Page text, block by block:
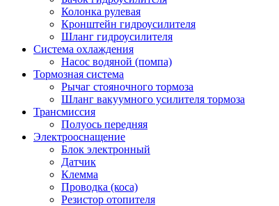
Колонка рулевая
Кронштейн гидроусилителя
Шланг гидроусилителя
Система охлаждения
Насос водяной (помпа)
Тормозная система
Рычаг стояночного тормоза
Шланг вакуумного усилителя тормоза
Трансмиссия
Полуось передняя
Электрооснащение
Блок электронный
Датчик
Клемма
Проводка (коса)
Резистор отопителя